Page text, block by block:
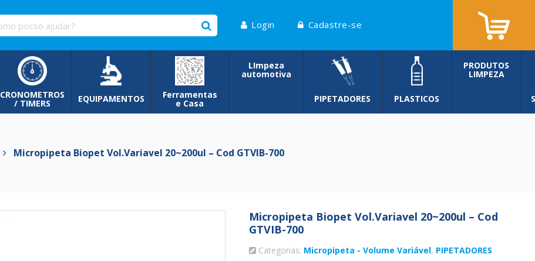
Login Cadastre-se
CRONOMETROS
/ TIMERS EQUIPAMENTOS Ferramentas
e Casa
LImpeza
automotiva
PIPETADORES PLASTICOS
PRODUTOS
LIMPEZA
Micropipeta Biopet Vol.Variavel 20~200ul – Cod GTVIB-700
Micropipeta Biopet Vol.Variavel 20~200ul – Cod
GTVIB-700
Categorias: Micropipeta - Volume Variável, PIPETADORES